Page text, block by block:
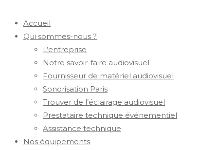
Accueil
Qui sommes-nous ?
L’entreprise
Notre savoir-faire audiovisuel
Fournisseur de matériel audiovisuel
Sonorisation Paris
Trouver de l’éclairage audiovisuel
Prestataire technique événementiel
Assistance technique
Nos équipements